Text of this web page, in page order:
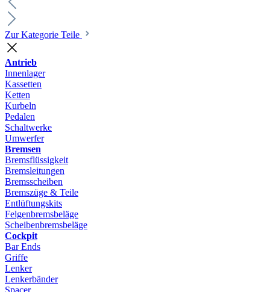
Zur Kategorie Teile
Antrieb
Innenlager
Kassetten
Ketten
Kurbeln
Pedalen
Schaltwerke
Umwerfer
Bremsen
Bremsflüssigkeit
Bremsleitungen
Bremsscheiben
Bremszüge & Teile
Entlüftungskits
Felgenbremsbeläge
Scheibenbremsbeläge
Cockpit
Bar Ends
Griffe
Lenker
Lenkerbänder
Spacer